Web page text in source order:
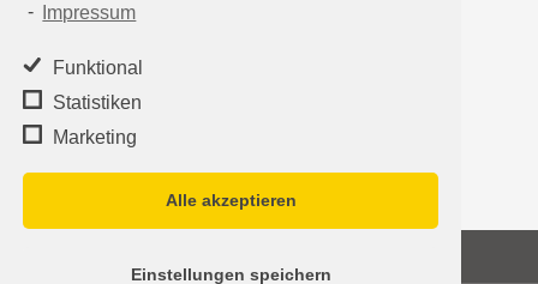
-
Impressum
Funktional
Statistiken
Marketing
Alle akzeptieren
Einstellungen speichern
Hausverwaltung Köln
Immobilienverwaltung Köln
WEG-Verwaltung
Mietverwaltung
Team